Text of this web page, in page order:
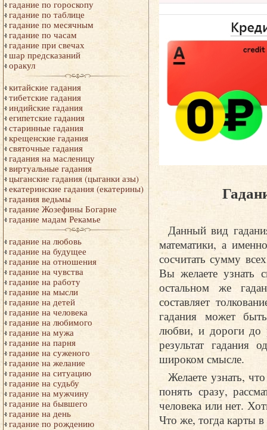
гадание по гороскопу
гадание по таблице
гадание по месячным
гадание по часам
гадание при свечах
шар предсказаний
оракул
китайские гадания
тибетские гадания
индийские гадания
египетские гадания
старинные гадания
крещенские гадания
святочные гадания
гадания на масленицу
виртуальные гадания
цыганские гадания (цыганки азы)
екатеринские гадания (екатерины)
гадания ведьмы
гадание Жозефины Богарне
гадание мадам Рекамье
гадание на любовь
гадание на будущее
гадание на отношения
гадание на чувства
гадание на работу
гадание на мысли
гадание на детей
гадание на человека
гадание на любимого
гадание на мужа
гадание на парня
гадание на суженого
гадание на желание
гадание на ситуацию
гадание на судьбу
гадание на мужчину
гадание на бывшего
гадание на день
гадание по рождению
Данный вид
математики, а
сосчитать сумму
Вы желаете узнать
остальном же
составляет
гадания может
любви, и дороги до
результат гадания
широком смысле.
Желаете узнать,
понять сразу,
человека или нет.
Что же, тогда карты